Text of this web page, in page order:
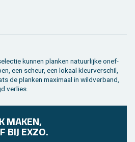
kun­nen plan­ken na­tuur­lij­ke on­ef­
een scheur, een lo­kaal kleur­ver­schil,
de plan­ken maxi­maal in wild­ver­band,
ver­lies.
MAKEN,
BIJ EXZO.